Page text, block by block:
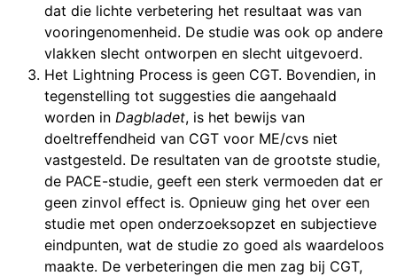
dat die lichte verbetering het resultaat was van
vooringenomenheid. De studie was ook op andere
vlakken slecht ontworpen en slecht uitgevoerd.
Het Lightning Process is geen CGT. Bovendien, in
tegenstelling tot suggesties die aangehaald
worden in Dagbladet, is het bewijs van
doeltreffendheid van CGT voor ME/cvs niet
vastgesteld. De resultaten van de grootste studie,
de PACE-studie, geeft een sterk vermoeden dat er
geen zinvol effect is. Opnieuw ging het over een
studie met open onderzoeksopzet en subjectieve
eindpunten, wat de studie zo goed als waardeloos
maakte. De verbeteringen die men zag bij CGT,